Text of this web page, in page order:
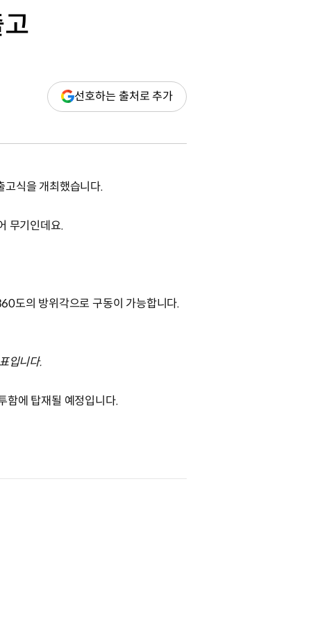
선호하는 출처로 추가(새
창
고식을 개최했습니다.
무기인데요.
도의 방위각으로 구동이 가능합니다.
입니다.
함에 탑재될 예정입니다.